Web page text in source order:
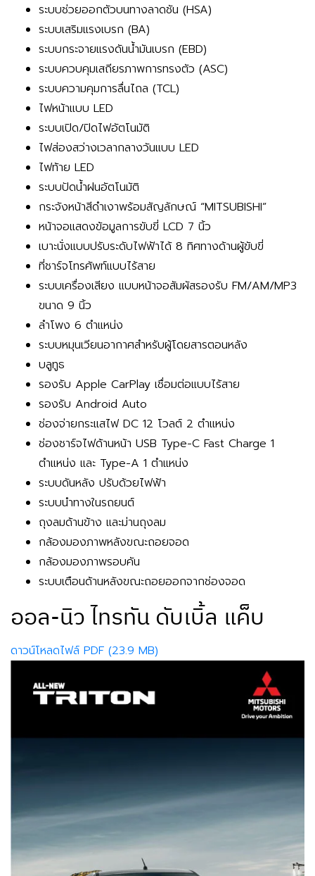
ระบบช่วยออกตัวบนทางลาดชัน (HSA)
ระบบเสริมแรงเบรก (BA)
ระบบกระจายแรงดันน้ำมันเบรก (EBD)
ระบบควบคุมเสถียรภาพการทรงตัว (ASC)
ระบบความคุมการลื่นไถล (TCL)
ไฟหน้าแบบ LED
ระบบเปิด/ปิดไฟอัตโนมัติ
ไฟส่องสว่างเวลากลางวันแบบ LED
ไฟท้าย LED
ระบบปัดน้ำฝนอัตโนมัติ
กระจังหน้าสีดำเงาพร้อมสัญลักษณ์ “MITSUBISHI”
หน้าจอแสดงข้อมูลการขับขี่ LCD 7 นิ้ว
เบาะนั่งแบบปรับระดับไฟฟ้าได้ 8 ทิศทางด้านผู้ขับขี่
ที่ชาร์จโทรศัพท์แบบไร้สาย
ระบบเครื่องเสียง แบบหน้าจอสัมผัสรองรับ FM/AM/MP3
ขนาด 9 นิ้ว
ลำโพง 6 ตำแหน่ง
ระบบหมุนเวียนอากาศสำหรับผู้โดยสารตอนหลัง
บลูทูธ
รองรับ Apple CarPlay เชื่อมต่อแบบไร้สาย
รองรับ Android Auto
ช่องจ่ายกระแสไฟ DC 12 โวลต์ 2 ตำแหน่ง
ช่องชาร์จไฟด้านหน้า USB Type-C Fast Charge 1
ตำแหน่ง และ Type-A 1 ตำแหน่ง
ระบบดันหลัง ปรับด้วยไฟฟ้า
ระบบนำทางในรถยนต์
ถุงลมด้านข้าง และม่านถุงลม
กล้องมองภาพหลังขณะถอยจอด
กล้องมองภาพรอบคัน
ระบบเตือนด้านหลังขณะถอยออกจากช่องจอด
ออล-นิว ไทรทัน ดับเบิ้ล แค็บ
ดาวน์โหลดไฟล์ PDF (23.9 MB)